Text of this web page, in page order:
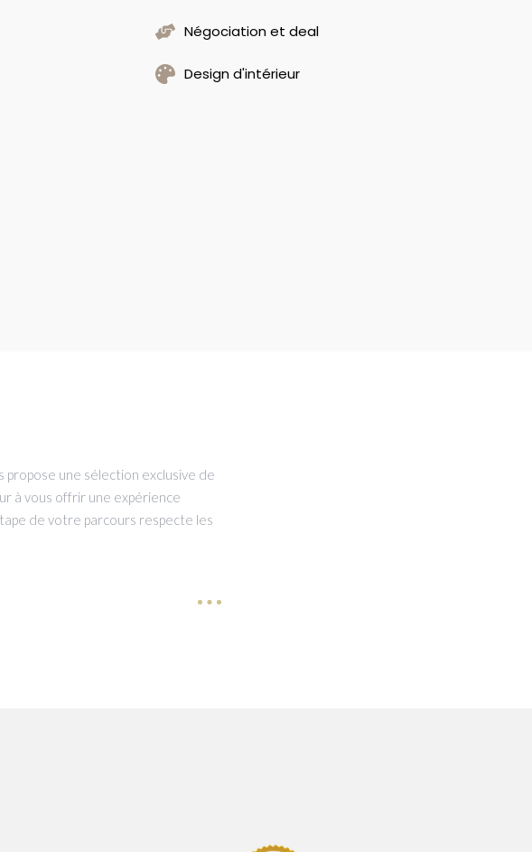
Négociation et deal
Design d'intérieur
propose une sélection exclusive de
à vous offrir une expérience
de votre parcours respecte les